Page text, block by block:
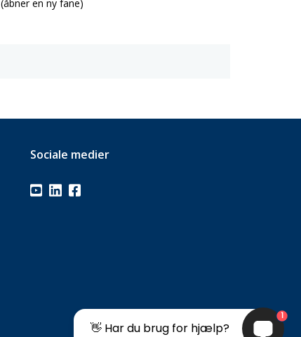
(åbner en ny fane)
Sociale medier
👋 Har du brug for hjælp?
1